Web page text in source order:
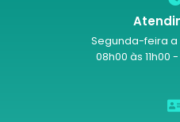
Segunda-feira
08h00 às 11h00